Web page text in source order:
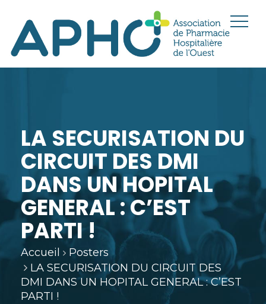
LA SECURISATION DU
CIRCUIT DES DMI
DANS UN HOPITAL
GENERAL : C’EST
PARTI !
Accueil
Posters
LA SECURISATION DU CIRCUIT DES
DMI DANS UN HOPITAL GENERAL : C’EST
PARTI !